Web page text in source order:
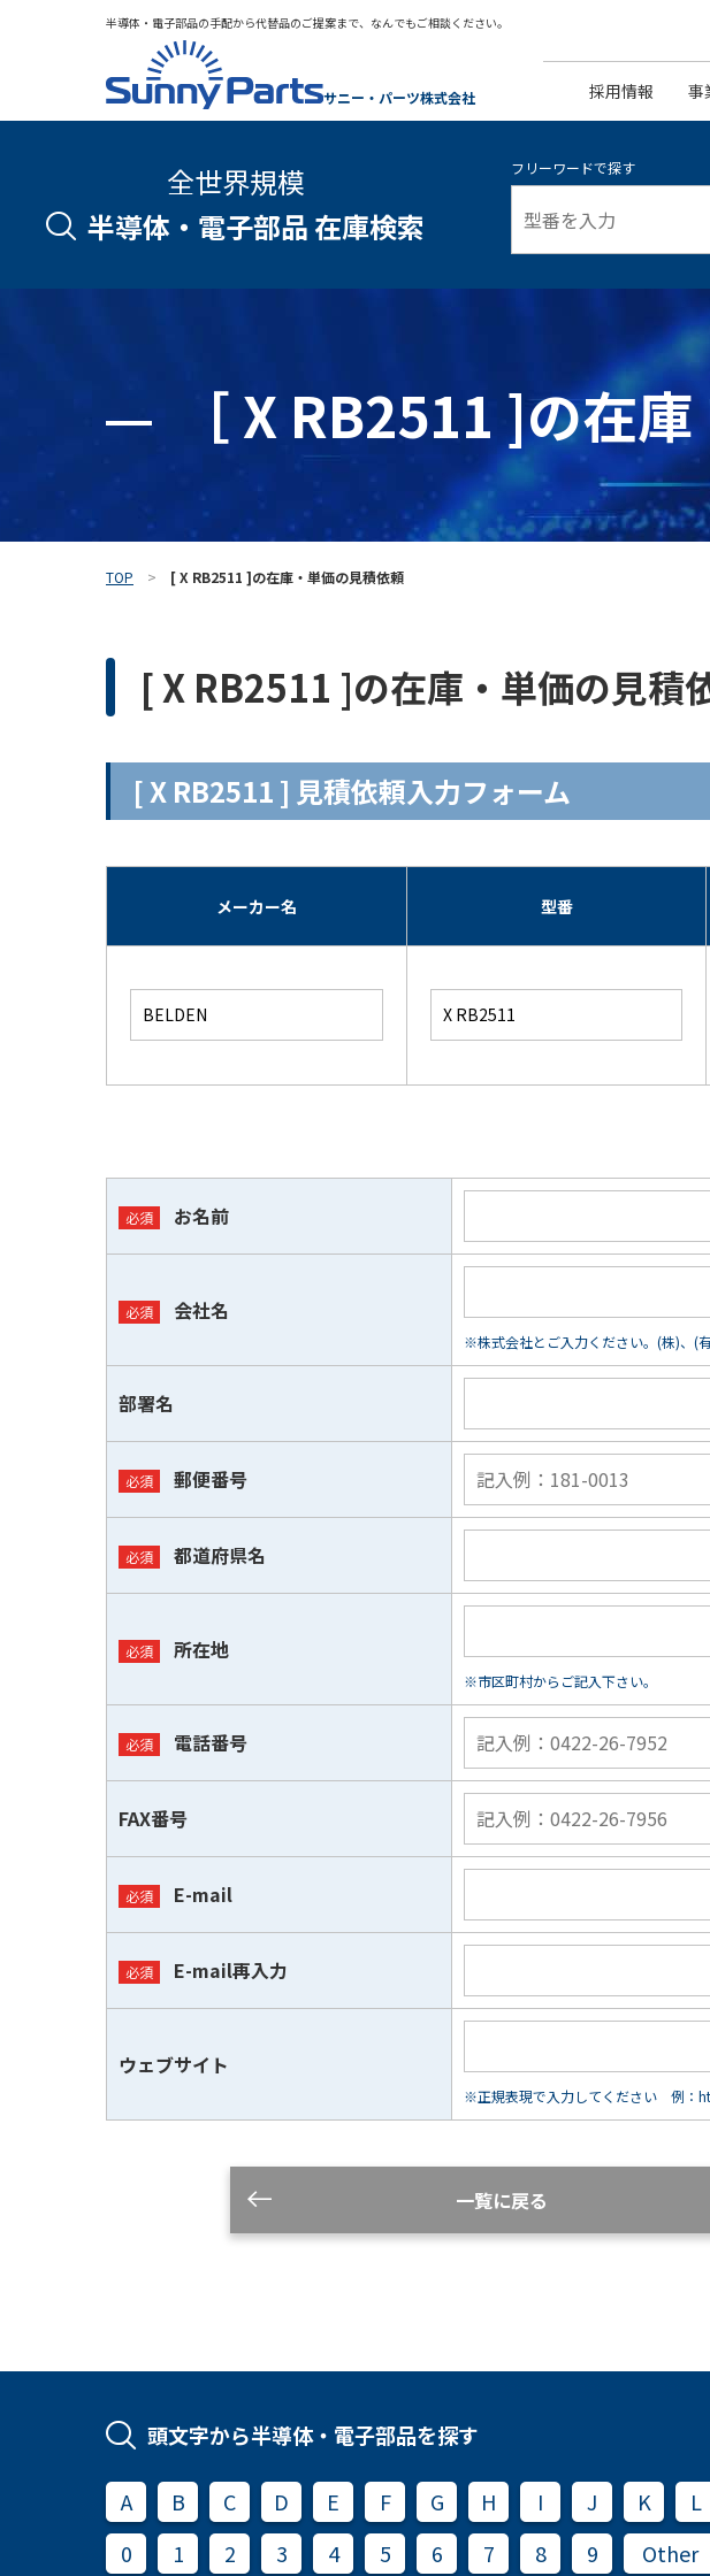
半導体・電子部品の手配から代替品のご提案まで、なんでもご相談ください。
サニー・パーツ株式会社 採用情報 事
全世界規模
半導体・電子部品 在庫検索
フリーワードで探す
［ X RB2511 ]の在
TOP [ X RB2511 ]の在庫・単価の見積依頼
[ X RB2511 ]の在庫・単価の見積
[ X RB2511 ] 見積依頼入力フォーム
メーカー名 型番
お名前
会社名
※株式会社とご入力ください。(株)、(
部署名
郵便番号
都道府県名
所在地
※市区町村からご記入下さい。
電話番号
FAX番号
E-mail
E-mail再入力
ウェブサイト
※正規表現で入力してください 例：
一覧に戻る
頭文字から半導体・電子部品を探す
A B C D E F G H I J K L
0
1 2 3 4 5 6 7 8 9 Other